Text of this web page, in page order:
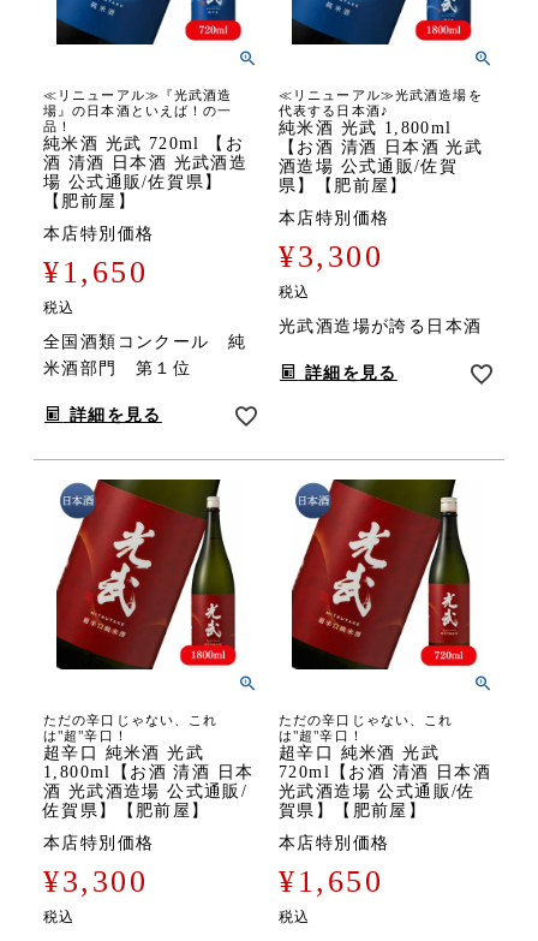
≪リニューアル≫『光武酒造
場』の日本酒といえば！の一
品！
純米酒 光武 720ml 【お
酒 清酒 日本酒 光武酒造
場 公式通販/佐賀県】
【肥前屋】
本店特別価格
¥1,650
税込
全国酒類コンクール 純
米酒部門 第１位
詳細を見る
≪リニューアル≫光武酒造場を
代表する日本酒♪
純米酒 光武 1,800ml
【お酒 清酒 日本酒 光武
酒造場 公式通販/佐賀
県】【肥前屋】
本店特別価格
¥3,300
税込
光武酒造場が誇る日本酒
詳細を見る
ただの辛口じゃない、これ
は"超"辛口！
超辛口 純米酒 光武
1,800ml【お酒 清酒 日本
酒 光武酒造場 公式通販/
佐賀県】【肥前屋】
本店特別価格
¥3,300
税込
ただの辛口じゃない、これ
は"超"辛口！
超辛口 純米酒 光武
720ml【お酒 清酒 日本酒
光武酒造場 公式通販/佐
賀県】【肥前屋】
本店特別価格
¥1,650
税込